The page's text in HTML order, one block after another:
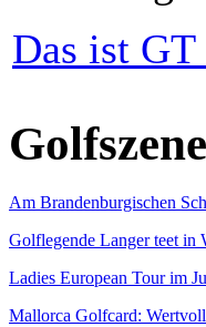
Das ist
Am Brandenburgischen
Golflegende Langer teet in
Ladies European Tour im
Mallorca Golfcard: